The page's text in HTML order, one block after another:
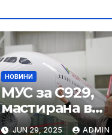
НОВИНИ
МУС за C929,
мастирана в
Париж
JUN 29, 2025 ADMIN